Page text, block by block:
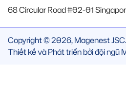
68 Circular Road #02-01
Copyright © 2026, Magenest
Thiết kế và Phát triển bởi đội ngũ